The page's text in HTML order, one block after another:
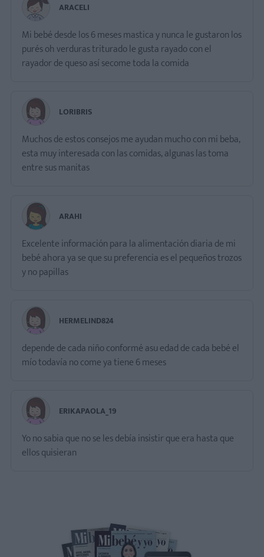
ARACELI
Mi bebé desde los 6 meses mastica y nunca le gustaron los
purés oh verduras triturado le gusta rayado con el
rayador de queso así secome toda la comida
LORIBRIS
Muchos de estos consejos me ayudan mucho con mi beba,
esta muy interesada con las comidas, algunas las toma
entre sus manitas
ARAHI
Excelente información para la alimentación diaria de mi
bebé ahora ya se que su preferencia es el pequeños trozos
y no papillas
HERMELIND824
depende de cada niño conformé asu edad de cada bebé el
mío todavía no come ya tiene 6 meses
ERIKAPAOLA_19
Yo no sabia que no se les debía insistir que era hasta que
ellos quisieran